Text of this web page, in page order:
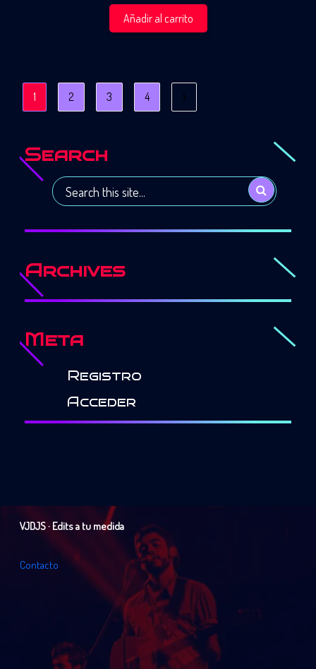
Añadir al carrito
1 2 3 4 ⟩
Search
Archives
Meta
Registro
Acceder
VJDJS · Edits a tu medida
Contacto